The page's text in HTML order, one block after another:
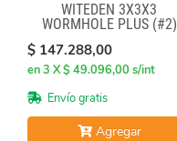
WITEDEN 3X3X3
WORMHOLE PLUS (#2)
$ 147.288,00
en 3 X $ 49.096,00 s/int
Envío gratis
Agregar